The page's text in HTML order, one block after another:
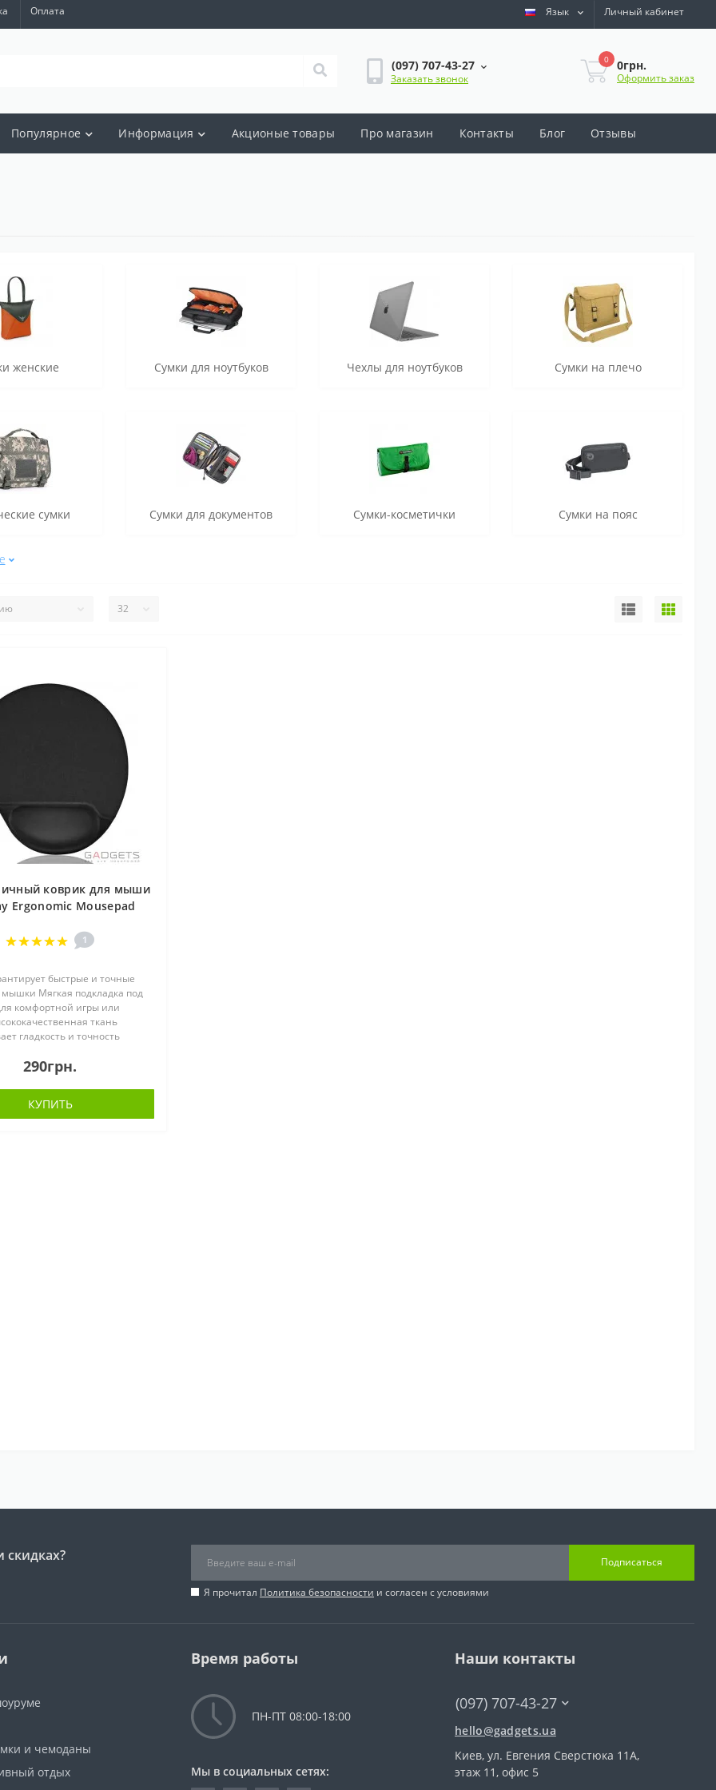
Оплата Язык Личный кабинет
(097) 707-43-27
Заказать звонок
0 0грн.
Оформить заказ
Популярное Информация Акционые товары Про магазин Контакты Блог Отзывы
женские Сумки для ноутбуков Чехлы для ноутбуков Сумки на плечо
сумки Сумки для документов Сумки-косметички Сумки на пояс
коврик для мыши
Ergonomic Mousepad
1
быстрые и точные
Мягкая подкладка под
комфортной игры или
ткань
гладкость и точность
290грн.
КУПИТЬ
скидках? Подписаться
Я прочитал Политика безопасности и согласен с условиями
и чемоданы
отдых
Время работы
ПН-ПТ 08:00-18:00
Мы в социальных сетях:
Наши контакты
(097) 707-43-27
hello@gadgets.ua
Киев, ул. Евгения Сверстюка 11А,
этаж 11, офис 5